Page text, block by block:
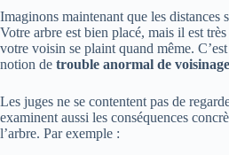
Imaginons maintenant que les distances
Votre arbre est bien placé, mais il est
votre voisin se plaint quand même.
notion de trouble anormal de voisinage
Les juges ne se contentent pas de
examinent aussi les conséquences
l’arbre. Par exemple :